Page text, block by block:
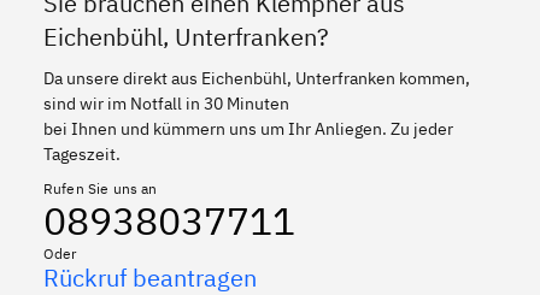
Eichenbühl, Unterfranken?
Da unsere direkt aus Eichenbühl, Unterfranken kommen,
sind wir im Notfall in 30 Minuten
bei Ihnen und kümmern uns um Ihr Anliegen. Zu jeder
Tageszeit.
Rufen Sie uns an
08938037711
Oder
Rückruf beantragen